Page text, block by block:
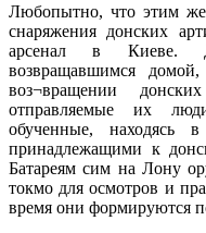
Любопытно, что этим
снаряжения донских
арсенал в Киеве.
возвращавшимся
воз¬вращении
отправляемые их
обученные, находясь
принадлежащими к
Батареям сим на Лону
токмо для осмотров и
время они формируются